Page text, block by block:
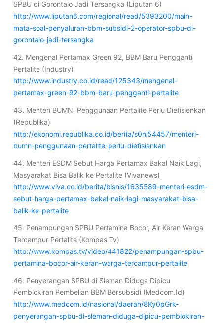
SPBU di Gorontalo Jadi Tersangka (Liputan 6)
http://www.liputan6.com/regional/read/5393200/main-
mata-soal-penyaluran-bbm-subsidi-2-operator-spbu-di-
gorontalo-jadi-tersangka
42. Mengenal Pertamax Green 92, BBM Baru Pengganti
Pertalite (Industry)
http://www.industry.co.id/read/125343/mengenal-
pertamax-green-92-bbm-baru-pengganti-pertalite
43. Menteri BUMN: Penggunaan Pertalite Perlu Diefisienkan
(Republika)
http://ekonomi.republika.co.id/berita/s0ni54457/menteri-
bumn-penggunaan-pertalite-perlu-diefisienkan
44. Menteri ESDM Sebut Harga Pertamax Bakal Naik Lagi,
Masyarakat Bisa Balik ke Pertalite (Vivanews)
http://www.viva.co.id/berita/bisnis/1635589-menteri-esdm-
sebut-harga-pertamax-bakal-naik-lagi-masyarakat-bisa-
balik-ke-pertalite
45. Penampungan SPBU Pertamina Bocor, Air Keran Warga
Tercampur Pertalite (Kompas Tv)
http://www.kompas.tv/video/441822/penampungan-spbu-
pertamina-bocor-air-keran-warga-tercampur-pertalite
46. Penyerangan SPBU di Sleman Diduga Dipicu
Pemblokiran Pembelian BBM Bersubsidi (Medcom.Id)
http://www.medcom.id/nasional/daerah/8Ky0pGrk-
penyerangan-spbu-di-sleman-diduga-dipicu-pemblokiran-